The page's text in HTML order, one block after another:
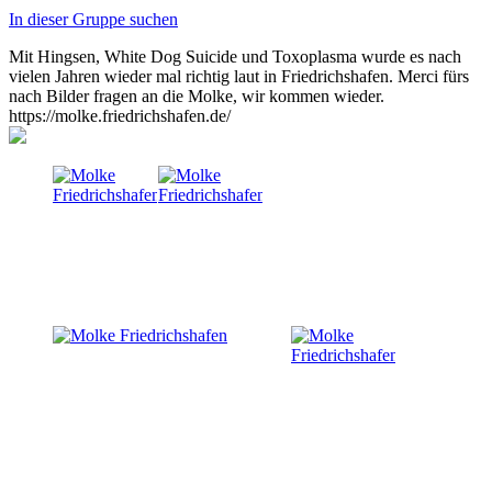
In dieser Gruppe suchen
Mit Hingsen, White Dog Suicide und Toxoplasma wurde es nach
vielen Jahren wieder mal richtig laut in Friedrichshafen. Merci fürs
nach Bilder fragen an die Molke, wir kommen wieder.
https://molke.friedrichshafen.de/